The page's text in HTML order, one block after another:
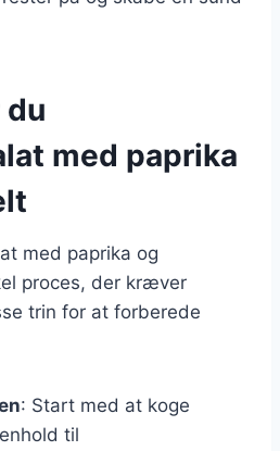
du
med paprika
med paprika og
proces, der kræver
trin for at forberede
: Start med at koge
til